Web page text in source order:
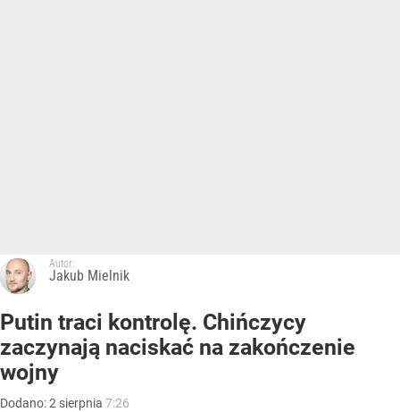
Autor:
Jakub Mielnik
Putin traci kontrolę. Chińczycy
zaczynają naciskać na zakończenie
wojny
Dodano:2 sierpnia 7:26